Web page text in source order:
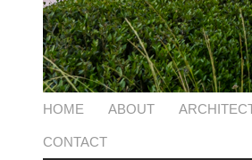
HOME ABOUT
CONTACT